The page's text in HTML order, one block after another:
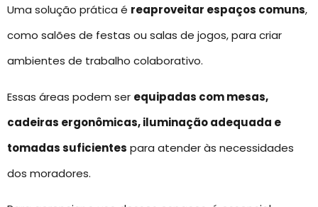
Uma solução prática é reaproveitar espaços comuns,
como salões de festas ou salas de jogos, para criar
ambientes de trabalho colaborativo.
Essas áreas podem ser equipadas com mesas,
cadeiras ergonômicas, iluminação adequada e
tomadas suficientes para atender às necessidades
dos moradores.